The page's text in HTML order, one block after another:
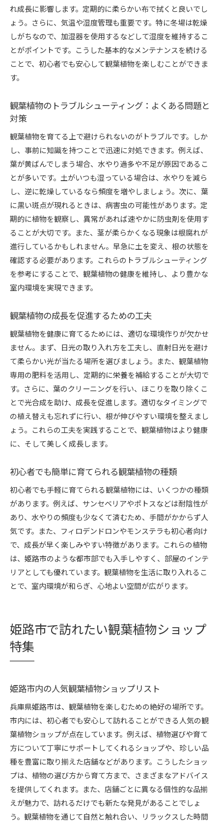
れ成長に影響します。定期的に柔らかい布で拭くと良いでし
ょう。さらに、気温や湿度管理も重要です。特に冬場は乾燥
しがちなので、加湿器を使用するなどして湿度を維持するこ
とがポイントです。こうした基本的なメンテナンスを続ける
ことで、初心者でも安心して観葉植物を楽しむことができま
す。
観葉植物のトラブルシューティング：よくある問題と
対策
観葉植物を育てる上で避けられないのがトラブルです。しか
し、事前に知識を持つことで迅速に対処できます。例えば、
葉が黄ばんでしまう場合、水やり過多や不足が原因であるこ
とが多いです。土がいつも湿っている場合は、水やりを減ら
し、逆に乾燥しているなら頻度を増やしましょう。次に、葉
に黒い斑点が現れるときは、病害虫の可能性があります。定
期的に植物を観察し、異常があれば速やかに防虫剤を使用す
ることが大切です。また、茎が柔らかくなる現象は根腐れが
進行しているかもしれません。早急に土を変え、根の状態を
確認する必要があります。これらのトラブルシューティング
を参考にすることで、観葉植物の健康を維持し、より豊かな
室内環境を実現できます。
観葉植物の成長を促進するための工夫
観葉植物を健康に育てるためには、適切な環境作りが欠かせ
ません。まず、日光の取り入れ方を工夫し、直射日光を避け
て柔らかい光が当たる場所を選びましょう。また、観葉植物
専用の肥料を活用し、定期的に栄養を補給することが大切で
す。さらに、葉のクリーニングを行い、ほこりを取り除くこ
とで光合成を助け、成長を促進します。適切なタイミングで
の植え替えも忘れずに行い、根が伸びやすい環境を整えまし
ょう。これらの工夫を実践することで、観葉植物はより健康
に、そして美しく成長します。
初心者でも簡単に育てられる観葉植物の種類
初心者でも手軽に育てられる観葉植物には、いくつかの種類
があります。例えば、サンセベリアやポトスなどは耐陰性が
あり、水やりの頻度も少なくて済むため、手間がかからず人
気です。また、フィロデンドロンやモンステラも初心者向け
で、成長が早く楽しみやすい特徴があります。これらの植物
は、姫路市のような都市部でも入手しやすく、部屋のインテ
リアとしても優れています。観葉植物を生活に取り入れるこ
とで、室内環境が和らぎ、心地よい空間が広がります。
姫路市で訪れたい観葉植物ショップ
特集
姫路市内の人気観葉植物ショップリスト
兵庫県姫路市は、観葉植物を楽しむための絶好の場所です。
市内には、初心者でも安心して訪れることができる人気の観
葉植物ショップが点在しています。例えば、植物選びや育て
方について丁寧にサポートしてくれるショップや、珍しい品
種を豊富に取り揃えた店舗などがあります。こうしたショッ
プは、植物の選び方から育て方まで、さまざまなアドバイス
を提供してくれます。また、店舗ごとに異なる個性的な品揃
えが魅力で、訪れるだけでも新たな発見があることでしょ
う。観葉植物を通じて自然と触れ合い、リラックスした時間